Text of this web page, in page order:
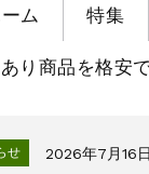
ム 特集
り商品を格安
せ 2026年7月16日